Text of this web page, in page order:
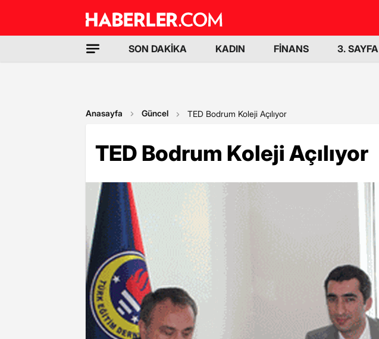
SON DAKİKA KADIN FİNANS 3. SAYFA
Anasayfa Güncel TED Bodrum Koleji Açılıyor
TED Bodrum Koleji Açılıyor